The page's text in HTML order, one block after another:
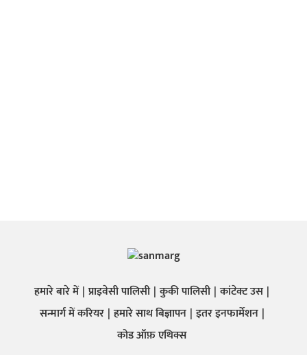
हमारे बारे में प्राइवेसी पालिसी कुकी पालिसी कांटेक्ट उस
सन्मार्ग में करियर हमारे साथ बिज्ञापन इतर इनफार्मेशन
कोड ऑफ़ एथिक्स